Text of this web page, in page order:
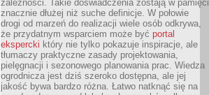
zależności. Takie doświadczenia zostają w pamięci
znacznie dłużej niż suche definicje. W połowie
drogi od marzeń do realizacji wiele osób odkrywa,
że przydatnym wsparciem może być portal
ekspercki który nie tylko pokazuje inspiracje, ale
tłumaczy praktyczne zasady projektowania,
pielęgnacji i sezonowego planowania prac. Wiedza
ogrodnicza jest dziś szeroko dostępna, ale jej
jakość bywa bardzo różna. Łatwo natknąć się na